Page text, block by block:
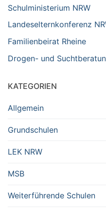
Schulministerium NRW
Landeselternkonferenz
Familienbeirat Rheine
Drogen- und
KATEGORIEN
Allgemein
Grundschulen
LEK NRW
MSB
Weiterführende Schulen